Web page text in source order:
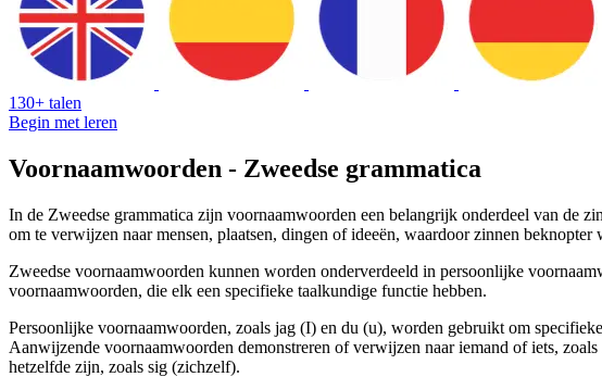
130+ talen
Begin met leren
Voornaamwoorden - Zweedse grammatica
In de Zweedse grammatica zijn voornaamwoorden een belangrijk onderdeel van de
om te verwijzen naar mensen, plaatsen, dingen of ideeën, waardoor zinnen
Zweedse voornaamwoorden kunnen worden onderverdeeld in persoonlijke
voornaamwoorden, die elk een specifieke taalkundige functie hebben.
Persoonlijke voornaamwoorden, zoals jag (I) en du (u), worden gebruikt om
Aanwijzende voornaamwoorden demonstreren of verwijzen naar iemand of iets,
hetzelfde zijn, zoals sig (zichzelf).